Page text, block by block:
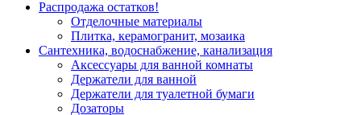
Распродажа остатков!
Отделочные материалы
Плитка, керамогранит, мозаика
Сантехника, водоснабжение, канализация
Аксессуары для ванной комнаты
Держатели для ванной
Держатели для туалетной бумаги
Дозаторы